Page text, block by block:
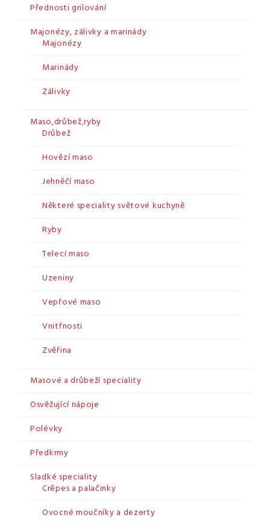
Přednosti grilování
Majonézy, zálivky a marinády
Majonézy
Marinády
Zálivky
Maso,drůbež,ryby
Drůbež
Hovězí maso
Jehněčí maso
Některé speciality světové kuchyně
Ryby
Telecí maso
Uzeniny
Vepřové maso
Vnitřnosti
Zvěřina
Masové a drůbeží speciality
Osvěžující nápoje
Polévky
Předkrmy
Sladké speciality
Crêpes a palačinky
Ovocné moučníky a dezerty